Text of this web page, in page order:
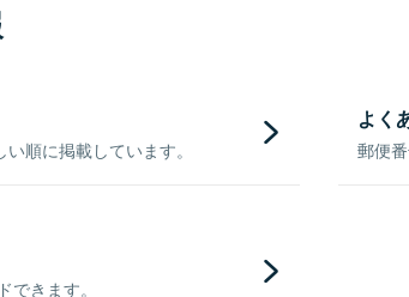
順に掲載しています。
よく
郵便
きます。